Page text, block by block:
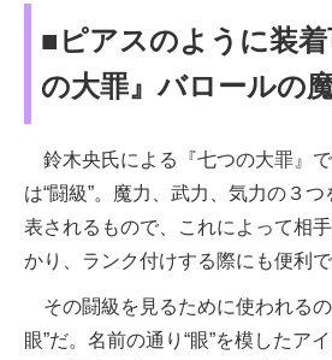
■ピアスのように装
の大罪』バロールの
鈴木央氏による『七つの大罪』
は“闘級”。魔力、武力、気力の３
表されるもので、これによって相
かり、ランク付けする際にも便利で
その闘級を見るために使われる
眼”だ。名前の通り“眼”を模したア